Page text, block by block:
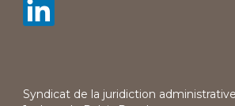
Syndicat de la juridiction administrative